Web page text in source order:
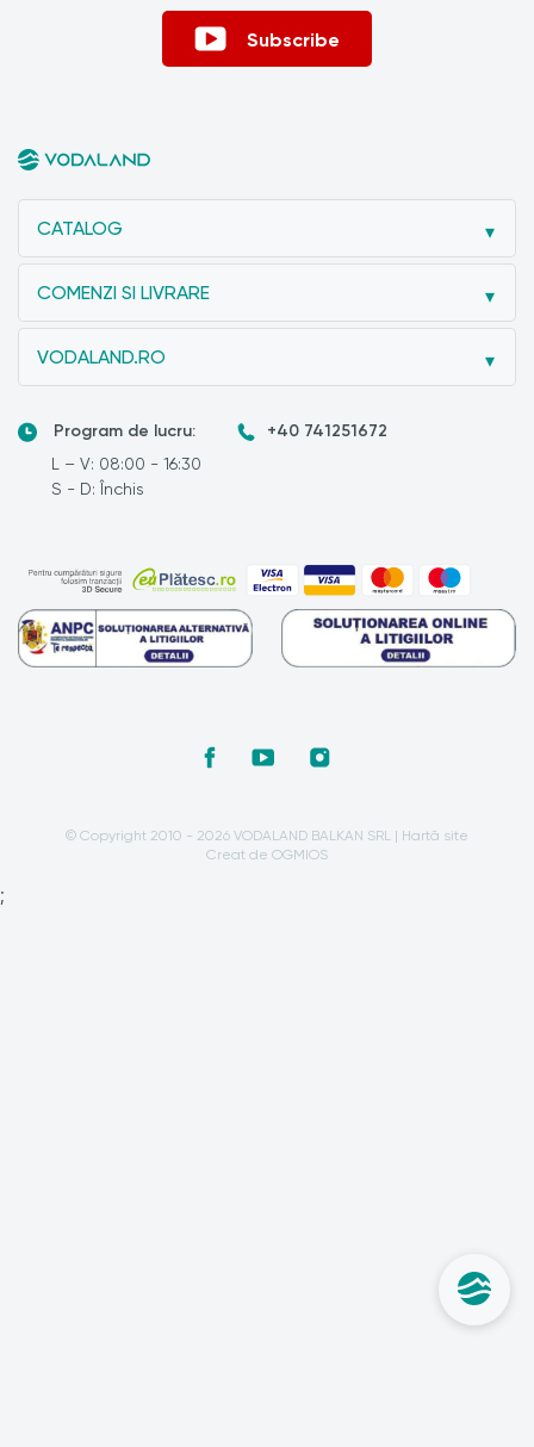
Subscribe
CATALOG
COMENZI SI LIVRARE
VODALAND.RO
Program de lucru:
L – V: 08:00 - 16:30
S - D: Închis
+40 741251672
© Copyright 2010 - 2026 VODALAND BALKAN SRL | Hartă site
Creat de OGMIOS
;